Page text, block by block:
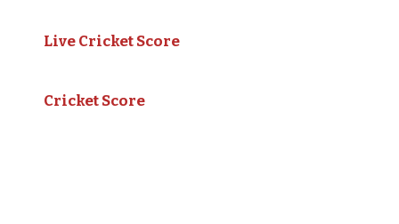
Live Cricket Score
Cricket Score